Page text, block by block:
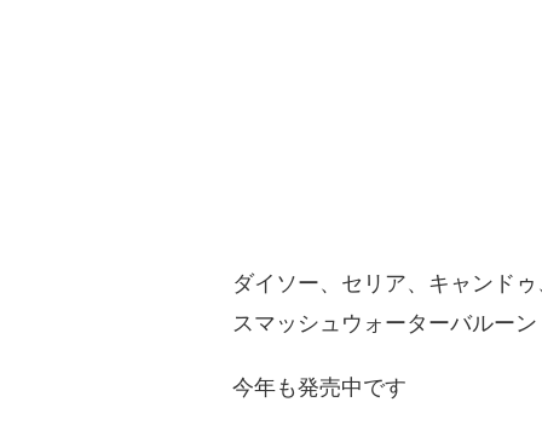
ダイソー、セリア、キャンド
スマッシュウォーターバルーン
今年も発売中です